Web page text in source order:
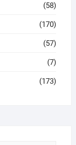
(58)
(170)
(57)
(7)
(173)